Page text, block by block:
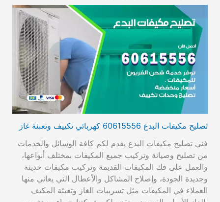
تصليح مكيفات البدع 60615556 كهربائي تكييف وتعبئة غاز
فني تصليح مكيفات البدع يقدم لكم كافة الوسائل والخدمات
من تصليح وصيانة وتركيب جميع المكيفات بمختلف أنواعها،
والعمل على فك المكيفات القديمة وتركيب مكيفات حديثة
وجديدة الجودة، وإصلاح المشاكل والأعطال التي يعاني منها
العملاء في المكيفات مثل تسريبات الغاز وتعبئة المكيف